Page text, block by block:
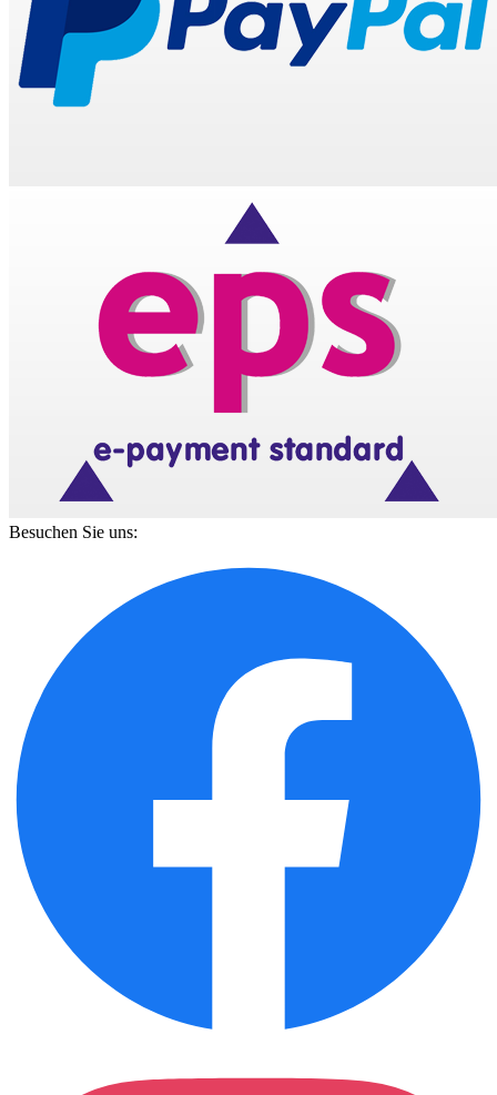
Besuchen Sie uns: